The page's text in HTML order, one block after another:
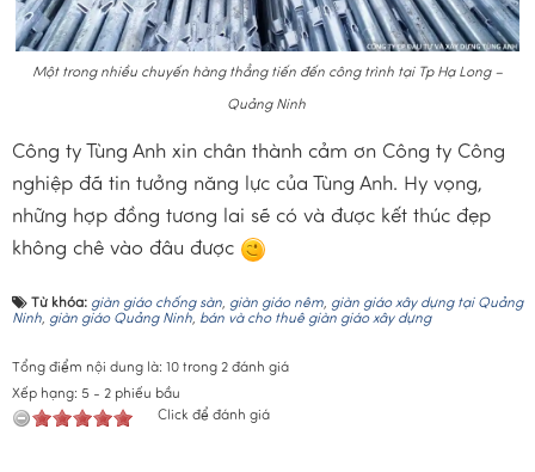
Một trong nhiều chuyến hàng thẳng tiến đến công trình tại Tp Hạ Long –
Quảng Ninh
Công ty Tùng Anh xin chân thành cảm ơn Công ty Công
nghiệp đã tin tưởng năng lực của Tùng Anh. Hy vọng,
những hợp đồng tương lai sẽ có và được kết thúc đẹp
không chê vào đâu được
Từ khóa: giàn giáo chống sàn, giàn giáo nêm, giàn giáo xây dựng tại Quảng
Ninh, giàn giáo Quảng Ninh, bán và cho thuê giàn giáo xây dựng
Tổng điểm nội dung là: 10 trong 2 đánh giá
Xếp hạng: 5 - 2 phiếu bầu
Click để đánh giá